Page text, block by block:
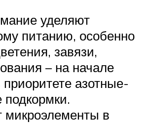
уделяют
питанию, особенно
завязи,
– на начале
приоритете азотные-
микроэлементы в